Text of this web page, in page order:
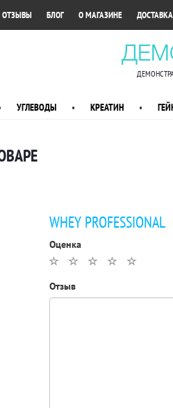
ОТЗЫВЫ БЛОГ О МАГАЗИНЕ
УГЛЕВОДЫ • КРЕАТИН •
WHEY PROFESSIONAL
Оценка
Отзыв